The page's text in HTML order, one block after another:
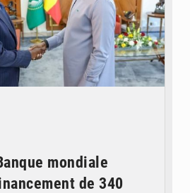
mondiale
de 340